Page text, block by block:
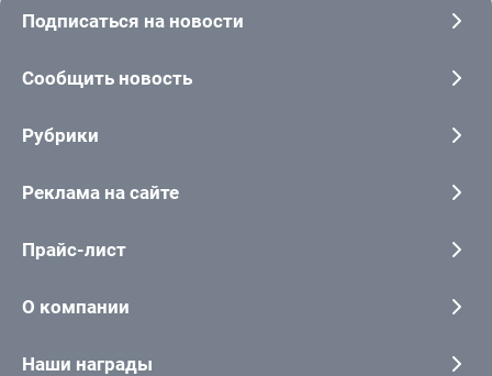
Подписаться на новости
Сообщить новость
Рубрики
Реклама на сайте
Прайс-лист
О компании
Наши награды